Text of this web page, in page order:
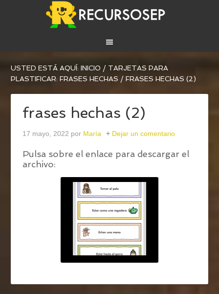
USTED ESTÁ AQUÍ:INICIO / TARJETAS PARA
PLASTIFICAR: FRASES HECHAS / FRASES HECHAS (2)
frases hechas (2)
17 mayo, 2022 por María Dejar un comentario
Pulsa sobre el enlace para descargar el
archivo: